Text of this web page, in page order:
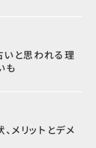
と思われる理
も
メリットとデメ